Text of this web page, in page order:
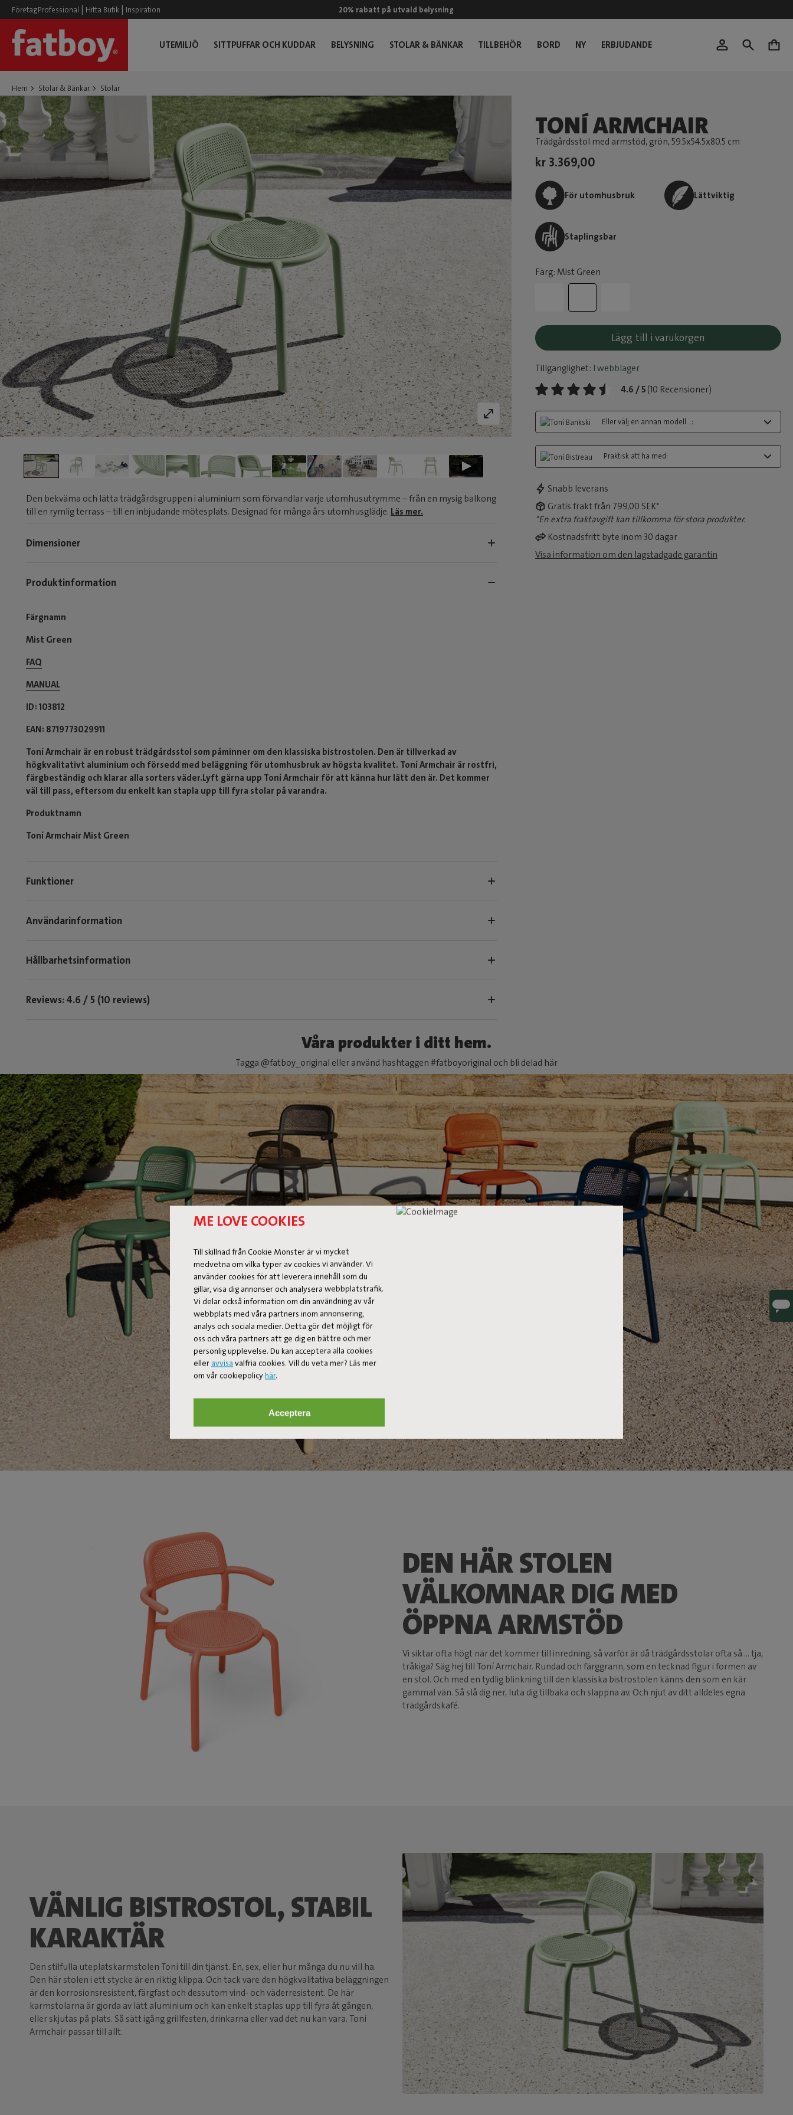
ME LOVE COOKIES
Till skillnad från Cookie Monster är vi mycket
medvetna om vilka typer av cookies vi använder. Vi
använder cookies för att leverera innehåll som du
gillar, visa dig annonser och analysera webbplatstrafik.
Vi delar också information om din användning av vår
webbplats med våra partners inom annonsering,
analys och sociala medier. Detta gör det möjligt för
oss och våra partners att ge dig en bättre och mer
personlig upplevelse. Du kan acceptera alla cookies
eller avvisa valfria cookies. Vill du veta mer? Läs mer
om vår cookiepolicyhär.
Acceptera
FöretagProfessional | Hitta Butik | Inspiration 20% rabatt på utvald belysning
UTEMILJÖ SITTPUFFAR OCH KUDDAR BELYSNING STOLAR & BÄNKAR TILLBEHÖR BORD NY ERBJUDANDE 0
Hem Stolar & Bänkar Stolar
TONÍ ARMCHAIR
Trädgårdsstol med armstöd, grön, 59.5x54.5x80.5 cm
kr 3.369,00
För utomhusbruk Lättviktig
Staplingsbar
Färg: Mist Green
Lägg till i varukorgen
Tillgänglighet: I webblager
4.6 / 5 (10 Recensioner)
Eller välj en annan modell...:
Praktisk att ha med:
Snabb leverans
Gratis frakt från 799,00 SEK*
*En extra fraktavgift kan tillkomma för stora produkter.
Kostnadsfritt byte inom 30 dagar
Visa information om den lagstadgade garantin
Den bekväma och lätta trädgårdsgruppen i aluminium som förvandlar varje utomhusutrymme – från en mysig balkong
till en rymlig terrass – till en inbjudande mötesplats. Designad för många års utomhusglädje. Läs mer.
Dimensioner
Produktinformation
Färgnamn
Mist Green
FAQ
MANUAL
ID 103812
EAN 8719773029911
Toní Armchair är en robust trädgårdsstol som påminner om den klassiska bistrostolen. Den är tillverkad av
högkvalitativt aluminium och försedd med beläggning för utomhusbruk av högsta kvalitet. Toní Armchair är rostfri,
färgbeständig och klarar alla sorters väder.Lyft gärna upp Toní Armchair för att känna hur lätt den är. Det kommer
väl till pass, eftersom du enkelt kan stapla upp till fyra stolar på varandra.
Produktnamn
Toní Armchair Mist Green
Funktioner
Användarinformation
Hållbarhetsinformation
Reviews: 4.6 / 5 (10 reviews)
Våra produkter i ditt hem.
Tagga @fatboy_original eller använd hashtaggen #fatboyoriginal och bli delad här
TONÍ ARMCHAIR
DEN HÄR STOLEN
VÄLKOMNAR DIG MED
ÖPPNA ARMSTÖD
Vi siktar ofta högt när det kommer till inredning, så varför är då trädgårdsstolar ofta så ... tja,
tråkiga? Säg hej till Toní Armchair. Rundad och färggrann, som en tecknad figur i formen av
en stol. Och med en tydlig blinkning till den klassiska bistrostolen känns den som en kär
gammal vän. Så slå dig ner, luta dig tillbaka och slappna av. Och njut av ditt alldeles egna
trädgårdskafé.
VÄNLIG BISTROSTOL, STABIL
KARAKTÄR
Den stilfulla uteplatskarmstolen Toní till din tjänst. En, sex, eller hur många du nu vill ha.
Den här stolen i ett stycke är en riktig klippa. Och tack vare den högkvalitativa beläggningen
är den korrosionsresistent, färgfast och dessutom vind- och väderresistent. De här
karmstolarna är gjorda av lätt aluminium och kan enkelt staplas upp till fyra åt gången,
eller skjutas på plats. Så sätt igång grillfesten, drinkarna eller vad det nu kan vara. Toní
Armchair passar till allt.